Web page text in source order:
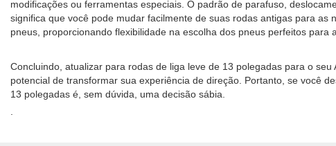
modificações ou ferramentas especiais. O padrão de parafuso,
significa que você pode mudar facilmente de suas rodas antigas para
pneus, proporcionando flexibilidade na escolha dos pneus perfeitos para
Concluindo, atualizar para rodas de liga leve de 13 polegadas para o
potencial de transformar sua experiência de direção. Portanto, se você
13 polegadas é, sem dúvida, uma decisão sábia.